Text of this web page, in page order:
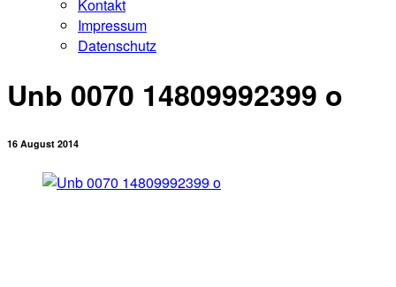
Kontakt
Impressum
Datenschutz
Unb 0070 14809992399 o
16 August 2014